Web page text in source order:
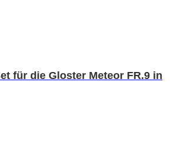
für die Gloster Meteor FR.9 in